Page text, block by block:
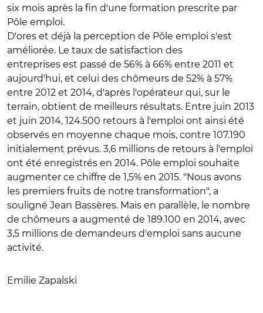
six mois après la fin d'une formation prescrite par
Pôle emploi.
D'ores et déjà la perception de Pôle emploi s'est
améliorée. Le taux de satisfaction des
entreprises est passé de 56% à 66% entre 2011 et
aujourd'hui, et celui des chômeurs de 52% à 57%
entre 2012 et 2014, d'après l'opérateur qui, sur le
terrain, obtient de meilleurs résultats. Entre juin 2013
et juin 2014, 124.500 retours à l'emploi ont ainsi été
observés en moyenne chaque mois, contre 107.190
initialement prévus. 3,6 millions de retours à l'emploi
ont été enregistrés en 2014. Pôle emploi souhaite
augmenter ce chiffre de 1,5% en 2015. "Nous avons
les premiers fruits de notre transformation", a
souligné Jean Bassères. Mais en parallèle, le nombre
de chômeurs a augmenté de 189.100 en 2014, avec
3,5 millions de demandeurs d'emploi sans aucune
activité.
Emilie Zapalski